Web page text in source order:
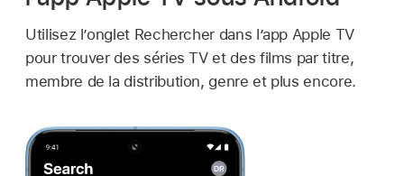
Utilisez l’onglet Rechercher dans l’app Apple TV
pour trouver des séries TV et des films par titre,
membre de la distribution, genre et plus encore.